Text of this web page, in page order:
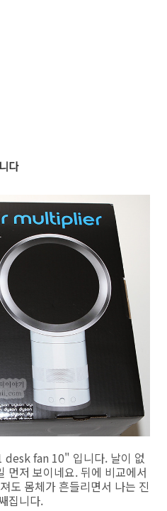
fan 10" 입니다. 날이 없
먼저 보이네요. 뒤에 비교에서
도 몸체가 흔들리면서 나는 진
집니다.